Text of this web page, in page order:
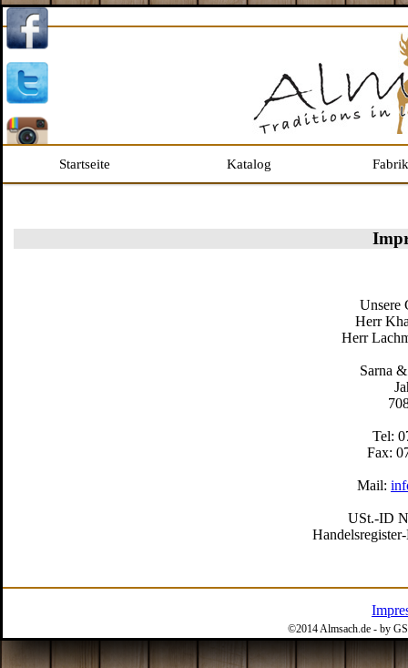
Startseite Katalog
Unsere
Herr
Herr
Sarna
Tel:
Fax:
Mail:
USt.-ID
©2014 Almsach.de - by